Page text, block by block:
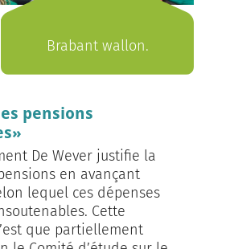
Brabant wallon.
pensions
De Wever justifie la
en avançant
lequel ces dépenses
Cette
que partiellement